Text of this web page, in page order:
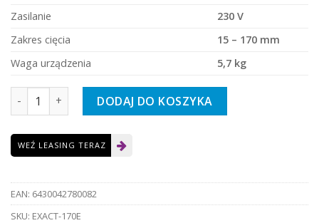
Zasilanie
230 V
Zakres cięcia
15 – 170 mm
Waga urządzenia
5,7 kg
ilość Urządzenie do precyzyjnego cięcia rur EXACT PipeCut
DODAJ DO KOSZYKA
WEŹ LEASING TERAZ
EAN: 6430042780082
SKU: EXACT-170E